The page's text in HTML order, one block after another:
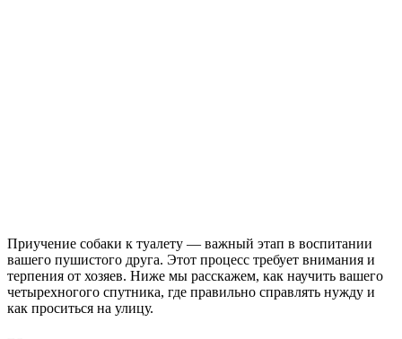
Приучение собаки к туалету — важный этап в воспитании
вашего пушистого друга. Этот процесс требует внимания и
терпения от хозяев. Ниже мы расскажем, как научить вашего
четырехногого спутника, где правильно справлять нужду и
как проситься на улицу.